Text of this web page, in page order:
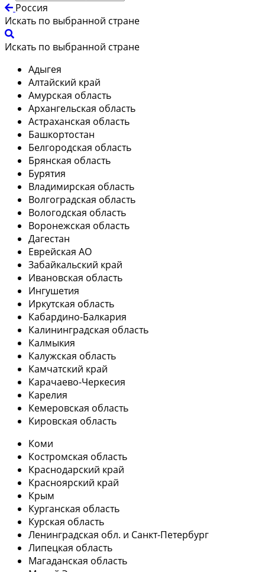
Россия
Искать по выбранной стране
Искать по выбранной стране
Адыгея
Алтайский край
Амурская область
Архангельская область
Астраханская область
Башкортостан
Белгородская область
Брянская область
Бурятия
Владимирская область
Волгоградская область
Вологодская область
Воронежская область
Дагестан
Еврейская АО
Забайкальский край
Ивановская область
Ингушетия
Иркутская область
Кабардино-Балкария
Калининградская область
Калмыкия
Калужская область
Камчатский край
Карачаево-Черкесия
Карелия
Кемеровская область
Кировская область
Коми
Костромская область
Краснодарский край
Красноярский край
Крым
Курганская область
Курская область
Ленинградская обл. и Санкт-Петербург
Липецкая область
Магаданская область